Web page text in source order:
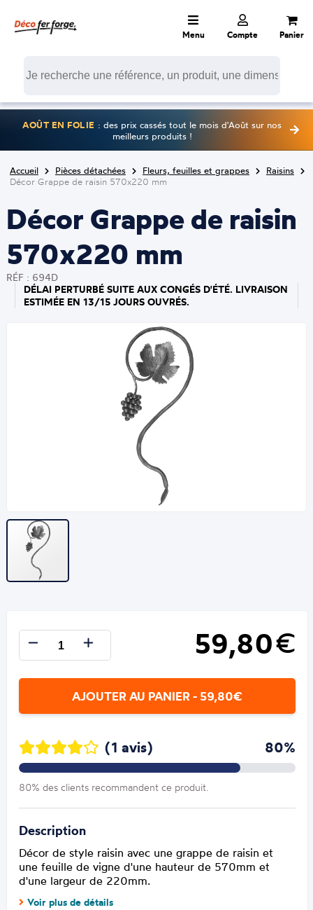
Menu Compte Panier
AOÛT EN FOLIE : des prix cassés tout le mois d'Août sur nos
meilleurs produits !
Accueil Pièces détachées Fleurs, feuilles et grappes
Raisins
Décor Grappe de raisin 570x220 mm
Décor Grappe de raisin
570x220 mm
RÉF : 694D
DÉLAI PERTURBÉ SUITE AUX CONGÉS D'ÉTÉ. LIVRAISON
ESTIMÉE EN 13/15 JOURS OUVRÉS.
59,80€
AJOUTER AU PANIER - 59,80€
(1 avis) 80%
80% des clients recommandent ce produit.
Description
Décor de style raisin avec une grappe de raisin et
une feuille de vigne d'une hauteur de 570mm et
d'une largeur de 220mm.
Voir plus de détails